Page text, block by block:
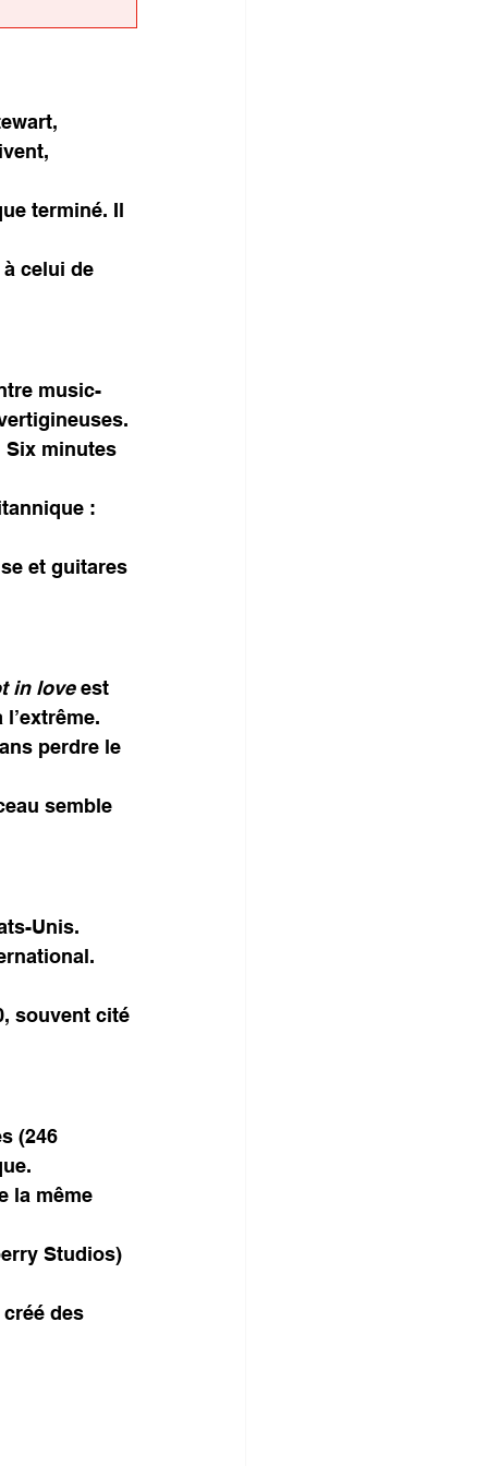
terminé. Il
celui de
music-
Six minutes
:
et guitares
in love est
perdre le
semble
Unis.
souvent cité
(246
la même
Studios)
des